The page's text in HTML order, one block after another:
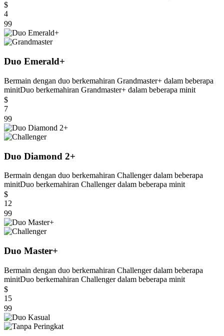
$
4
99
Duo Emerald+
Bermain dengan duo berkemahiran Grandmaster+ dalam beberapa
minitDuo berkemahiran Grandmaster+ dalam beberapa minit
$
7
99
Duo Diamond 2+
Bermain dengan duo berkemahiran Challenger dalam beberapa
minitDuo berkemahiran Challenger dalam beberapa minit
$
12
99
Duo Master+
Bermain dengan duo berkemahiran Challenger dalam beberapa
minitDuo berkemahiran Challenger dalam beberapa minit
$
15
99